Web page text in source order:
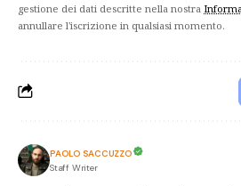
gestione dei dati descritte nella nostra
annullare l'iscrizione in qualsiasi momento.
PAOLO SACCUZZO
Staff Writer